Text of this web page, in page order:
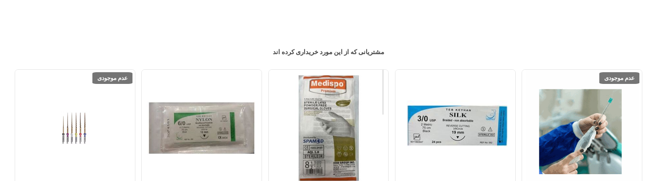
مشتریانی که از این مورد خریداری کرده اند
عدم موجودی عدم موجودی